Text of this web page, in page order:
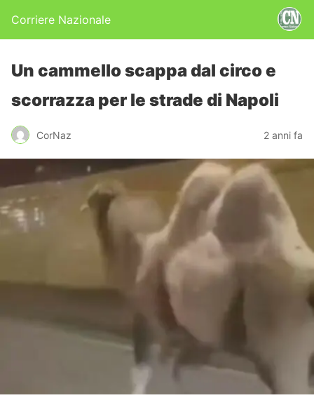
Corriere Nazionale
Un cammello scappa dal circo e
scorrazza per le strade di Napoli
CorNaz 2 anni fa